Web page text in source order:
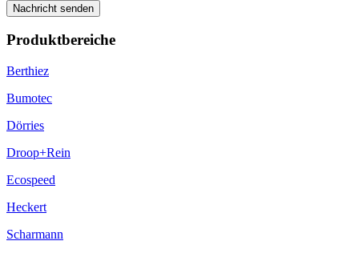
Nachricht senden
Produktbereiche
Berthiez
Bumotec
Dörries
Droop+Rein
Ecospeed
Heckert
Scharmann